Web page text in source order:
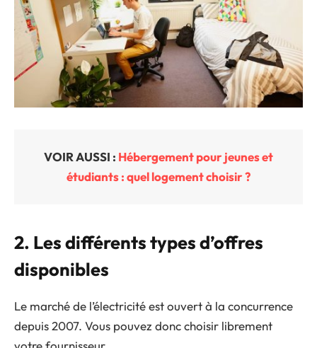
VOIR AUSSI : Hébergement pour jeunes et
étudiants : quel logement choisir ?
2. Les différents types d’offres
disponibles
Le marché de l’électricité est ouvert à la concurrence
depuis 2007. Vous pouvez donc choisir librement